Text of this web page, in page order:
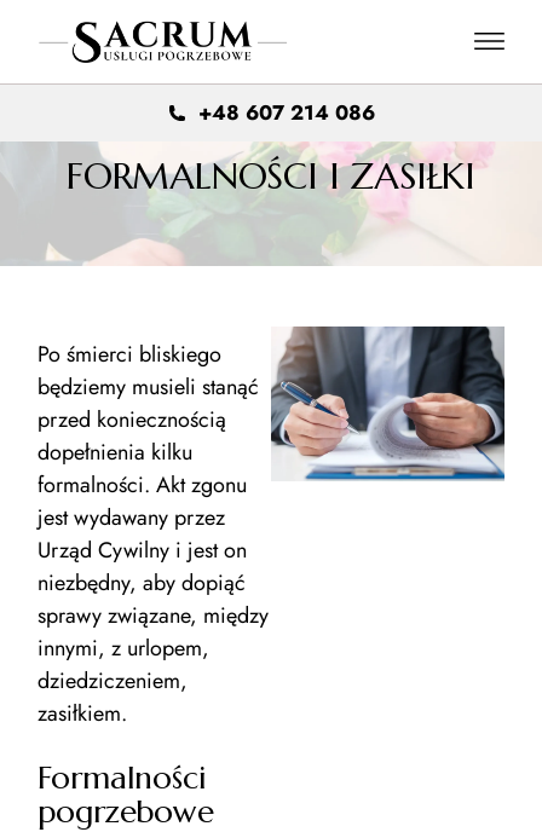
+48 607 214 086
FORMALNOŚCI I ZASIŁKI
Po śmierci bliskiego
będziemy musieli stanąć
przed koniecznością
dopełnienia kilku
formalności. Akt zgonu
jest wydawany przez
Urząd Cywilny i jest on
niezbędny, aby dopiąć
sprawy związane, między
innymi, z urlopem,
dziedziczeniem,
zasiłkiem.
Formalności
pogrzebowe